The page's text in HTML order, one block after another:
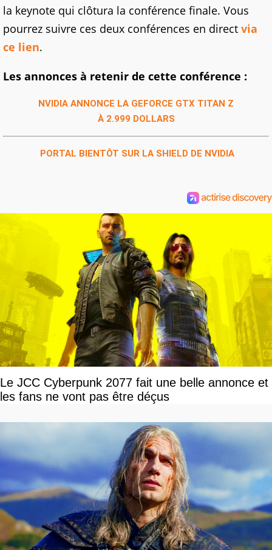
la keynote qui clôtura la conférence finale. Vous
pourrez suivre ces deux conférences en direct via
ce lien.
Les annonces à retenir de cette conférence :
NVIDIA ANNONCE LA GEFORCE GTX TITAN Z
À 2.999 DOLLARS
PORTAL BIENTÔT SUR LA SHIELD DE NVIDIA
Le JCC Cyberpunk 2077 fait une belle annonce et
les fans ne vont pas être déçus